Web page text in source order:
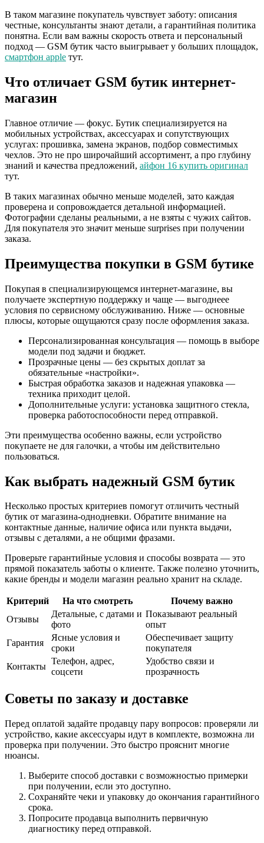
В таком магазине покупатель чувствует заботу: описания
честные, консультанты знают детали, а гарантийная политика
понятна. Если вам важны скорость ответа и персональный
подход — GSM бутик часто выигрывает у больших площадок,
смартфон apple тут.
Что отличает GSM бутик интернет-
магазин
Главное отличие — фокус. Бутик специализируется на
мобильных устройствах, аксессуарах и сопутствующих
услугах: прошивка, замена экранов, подбор совместимых
чехлов. Это не про широчайший ассортимент, а про глубину
знаний и качества предложений, айфон 16 купить оригинал
тут.
В таких магазинах обычно меньше моделей, зато каждая
проверена и сопровождается детальной информацией.
Фотографии сделаны реальными, а не взяты с чужих сайтов.
Для покупателя это значит меньше surprises при получении
заказа.
Преимущества покупки в GSM бутике
Покупая в специализирующемся интернет-магазине, вы
получаете экспертную поддержку и чаще — выгоднеее
условия по сервисному обслуживанию. Ниже — основные
плюсы, которые ощущаются сразу после оформления заказа.
Персонализированная консультация — помощь в выборе
модели под задачи и бюджет.
Прозрачные цены — без скрытых доплат за
обязательные «настройки».
Быстрая обработка заказов и надежная упаковка —
техника приходит целой.
Дополнительные услуги: установка защитного стекла,
проверка работоспособности перед отправкой.
Эти преимущества особенно важны, если устройство
покупаете не для галочки, а чтобы им действительно
пользоваться.
Как выбрать надежный GSM бутик
Несколько простых критериев помогут отличить честный
бутик от магазина-однодневки. Обратите внимание на
контактные данные, наличие офиса или пункта выдачи,
отзывы с деталями, а не общими фразами.
Проверьте гарантийные условия и способы возврата — это
прямой показатель заботы о клиенте. Также полезно уточнить,
какие бренды и модели магазин реально хранит на складе.
Критерий На что смотреть
Почему важно
Отзывы
Детальные, с датами и
фото
Показывают реальный
опыт
Гарантия
Ясные условия и
сроки
Обеспечивает защиту
покупателя
Контакты
Телефон, адрес,
соцсети
Удобство связи и
прозрачность
Советы по заказу и доставке
Перед оплатой задайте продавцу пару вопросов: проверяли ли
устройство, какие аксессуары идут в комплекте, возможна ли
проверка при получении. Это быстро прояснит многие
нюансы.
Выберите способ доставки с возможностью примерки
при получении, если это доступно.
Сохраняйте чеки и упаковку до окончания гарантийного
срока.
Попросите продавца выполнить первичную
диагностику перед отправкой.